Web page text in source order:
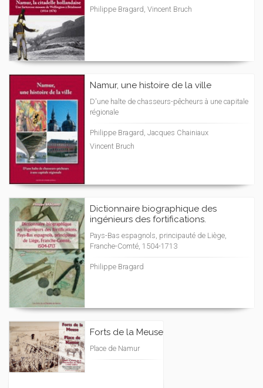
Philippe Bragard, Vincent Bruch
Namur, une histoire de la ville
D'une halte de chasseurs-pêcheurs à une capitale
régionale
Philippe Bragard, Jacques Chainiaux
Vincent Bruch
Dictionnaire biographique des
ingénieurs des fortifications.
Pays-Bas espagnols, principauté de Liège,
Franche-Comté, 1504-1713
Philippe Bragard
Forts de la Meuse
Place de Namur